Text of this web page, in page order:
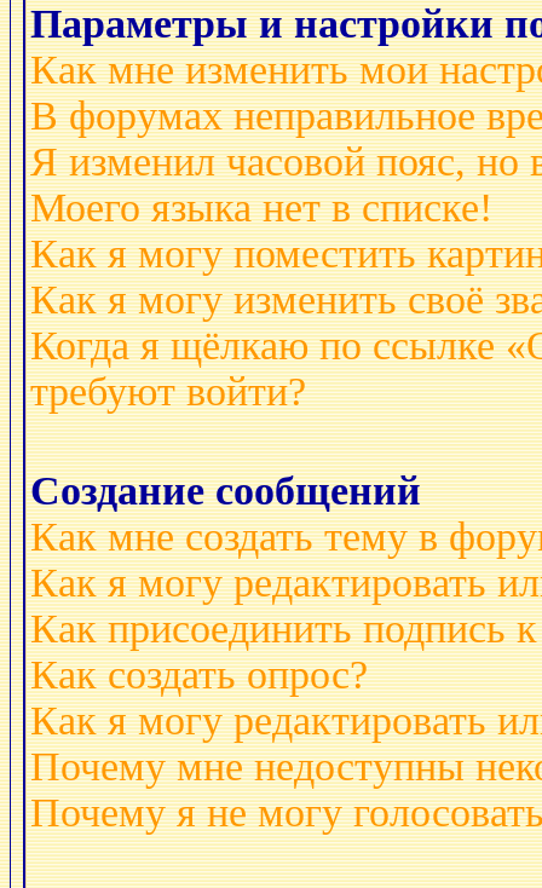
Параметры и настройки
Как мне изменить мои
В форумах неправильное
Я изменил часовой пояс, но
Моего языка нет в списке!
Как я могу поместить
Как я могу изменить своё
Когда я щёлкаю по ссылке
требуют войти?
Создание сообщений
Как мне создать тему в
Как я могу редактировать
Как присоединить подпись
Как создать опрос?
Как я могу редактировать
Почему мне недоступны
Почему я не могу